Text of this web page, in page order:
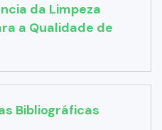
da Limpeza
a Qualidade de
Bibliográficas